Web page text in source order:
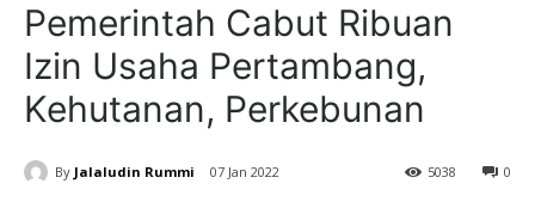
Pemerintah Cabut Ribuan
Izin Usaha Pertambang,
Kehutanan, Perkebunan
By Jalaludin Rummi 07 Jan 2022 0
5038